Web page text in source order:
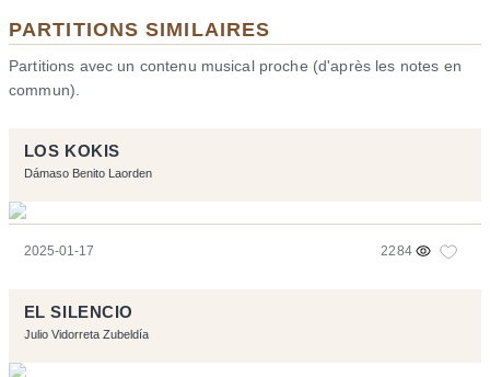
PARTITIONS SIMILAIRES
Partitions avec un contenu musical proche (d'après les notes en
commun).
LOS KOKIS
Dámaso Benito Laorden
2025-01-17 2284
EL SILENCIO
Julio Vidorreta Zubeldía